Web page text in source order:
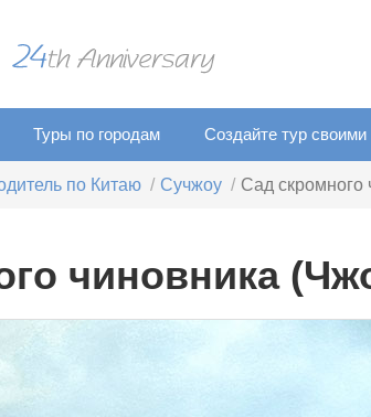
Туры по городам Создайте тур своими
по Китаю Сучжоу Сад
чиновника